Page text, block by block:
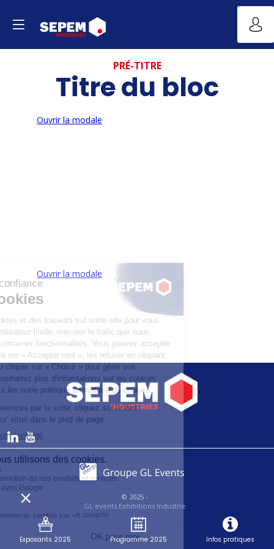
PRÉ-TITRE
Titre du bloc
Ouvrir la modale
Ouvrir la modale
© 2025 -
GL events Exhibitions Industrie
-
SEPEM Industries
- Tous droits réservés -
Mentions légales
Exposants 2025 Programme 2025 Infos pratiques